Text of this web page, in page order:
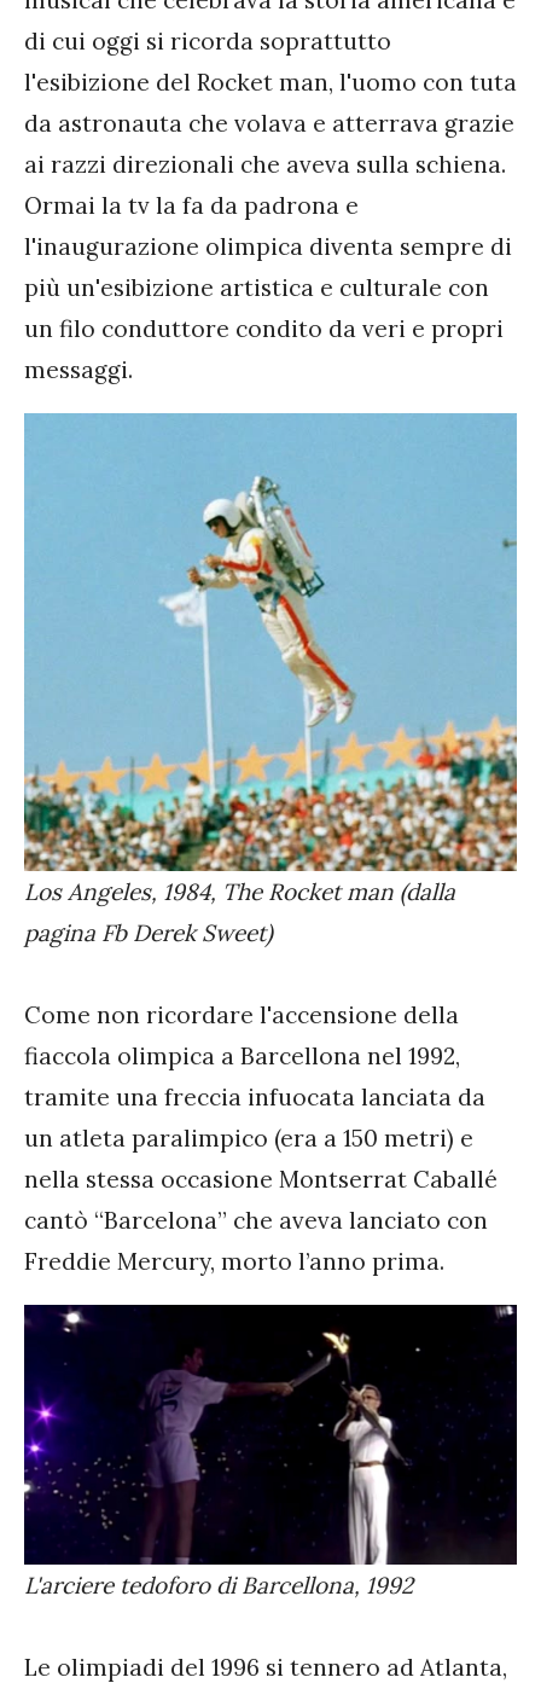
di cui oggi si ricorda soprattutto
l'esibizione del Rocket man, l'uomo con tuta
da astronauta che volava e atterrava grazie
ai razzi direzionali che aveva sulla schiena.
Ormai la tv la fa da padrona e
l'inaugurazione olimpica diventa sempre di
più un'esibizione artistica e culturale con
un filo conduttore condito da veri e propri
messaggi.
Los Angeles, 1984, The Rocket man (dalla
pagina Fb Derek Sweet)
Come non ricordare l'accensione della
fiaccola olimpica a Barcellona nel 1992,
tramite una freccia infuocata lanciata da
un atleta paralimpico (era a 150 metri) e
nella stessa occasione Montserrat Caballé
cantò “Barcelona” che aveva lanciato con
Freddie Mercury, morto l’anno prima.
L'arciere tedoforo di Barcellona, 1992
Le olimpiadi del 1996 si tennero ad Atlanta,